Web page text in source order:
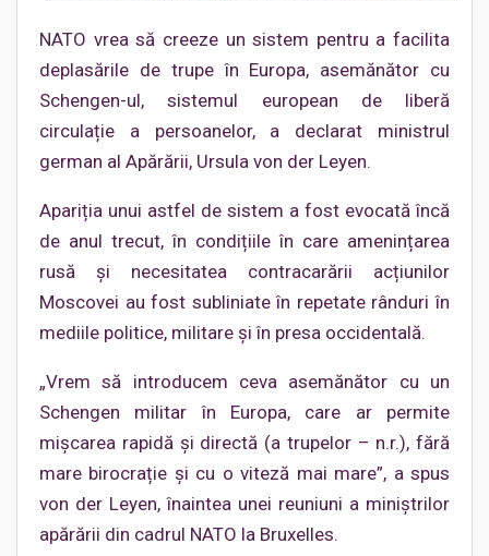
NATO vrea să creeze un sistem pentru a facilita
deplasările de trupe în Europa, asemănător cu
Schengen-ul, sistemul european de liberă
circulație a persoanelor, a declarat ministrul
german al Apărării, Ursula von der Leyen.
Apariția unui astfel de sistem a fost evocată încă
de anul trecut, în condițiile în care amenințarea
rusă și necesitatea contracarării acțiunilor
Moscovei au fost subliniate în repetate rânduri în
mediile politice, militare și în presa occidentală.
„Vrem să introducem ceva asemănător cu un
Schengen militar în Europa, care ar permite
mișcarea rapidă și directă (a trupelor – n.r.), fără
mare birocrație și cu o viteză mai mare”, a spus
von der Leyen, înaintea unei reuniuni a miniștrilor
apărării din cadrul NATO la Bruxelles.